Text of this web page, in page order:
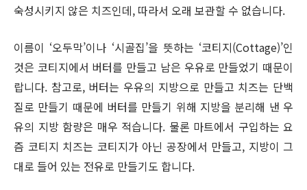
숙성시키지 않은 치즈인데, 따라서 오래 보관할 수 없습니다.
이름이 ‘오두막’이나 ‘시골집’을 뜻하는 ‘코티지(Cottage)’인
것은 코티지에서 버터를 만들고 남은 우유로 만들었기 때문이
랍니다. 참고로, 버터는 우유의 지방으로 만들고 치즈는 단백
질로 만들기 때문에 버터를 만들기 위해 지방을 분리해 낸 우
유의 지방 함량은 매우 적습니다. 물론 마트에서 구입하는 요
즘 코티지 치즈는 코티지가 아닌 공장에서 만들고, 지방이 그
대로 들어 있는 전유로 만들기도 합니다.